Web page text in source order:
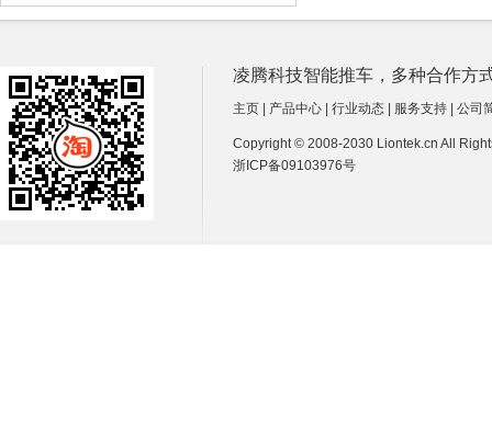
凌腾科技智能推车，多种合作方
主页 产品中心 行业动态 服务支持 公司
Copyright © 2008-2030 Liontek.cn All
浙ICP备09103976号